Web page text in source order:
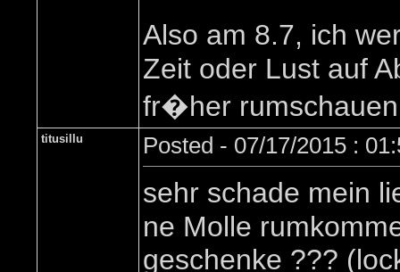
Also am 8.7, ich
Zeit oder Lust auf
fr�her
titusillu Posted - 07/17/2015 :
sehr schade mein
ne Molle
geschenke ???